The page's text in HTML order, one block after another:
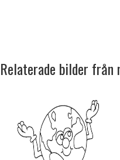
Relaterade bilder från